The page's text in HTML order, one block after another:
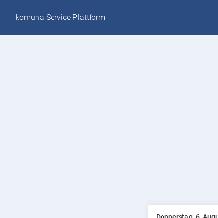
komuna Service Plattform
Donnerstag, 6.